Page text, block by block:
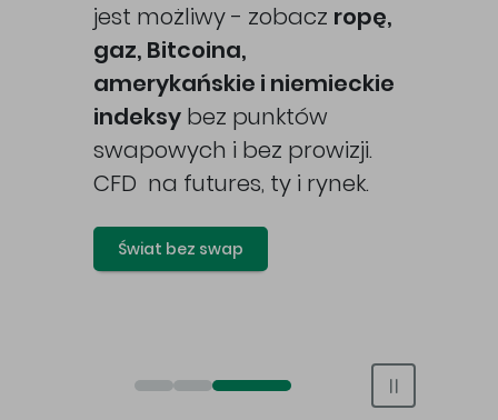
jest możliwy - zobacz ropę,
gaz, Bitcoina,
amerykańskie i niemieckie
indeksy bez punktów
swapowych i bez prowizji.
CFD na futures, ty i rynek.
Świat bez swap
Otwórz rachunek maklerski online
Otwórz konto IKE/IKZE
Świat bez swap i prowizji